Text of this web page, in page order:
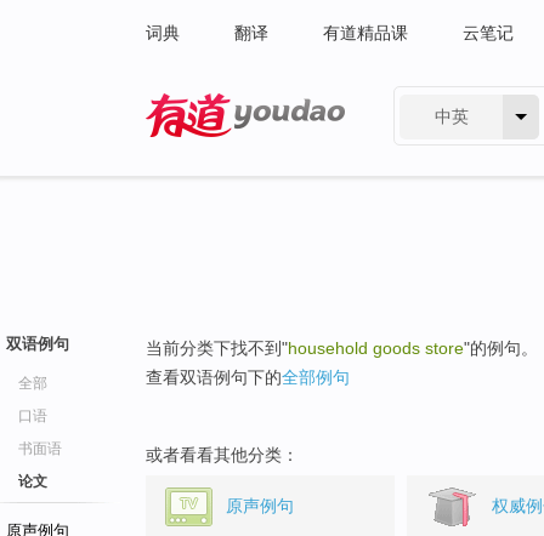
词典 翻译 有道精品课 云笔记
中英
双语例句
全部
口语
书面语
论文
原声例句
当前分类下找不到"household goods store"的例句。
查看双语例句下的全部例句
或者看看其他分类：
原声例句 权威